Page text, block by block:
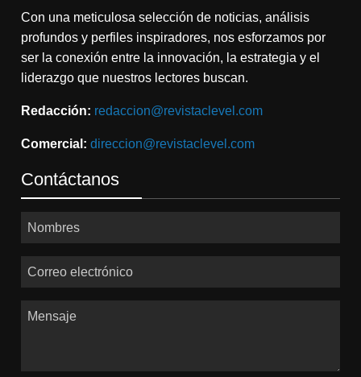
Con una meticulosa selección de noticias, análisis
profundos y perfiles inspiradores, nos esforzamos por
ser la conexión entre la innovación, la estrategia y el
liderazgo que nuestros lectores buscan.
Redacción: redaccion@revistaclevel.com
Comercial: direccion@revistaclevel.com
Contáctanos
Nombres
Correo electrónico
Mensaje